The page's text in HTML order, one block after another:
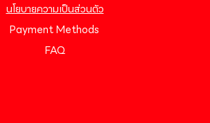
นโยบายความเป็นส่วนตัว
Payment Methods
FAQ